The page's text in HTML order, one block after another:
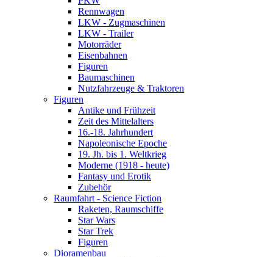
Rennwagen
LKW - Zugmaschinen
LKW - Trailer
Motorräder
Eisenbahnen
Figuren
Baumaschinen
Nutzfahrzeuge & Traktoren
Figuren
Antike und Frühzeit
Zeit des Mittelalters
16.-18. Jahrhundert
Napoleonische Epoche
19. Jh. bis 1. Weltkrieg
Moderne (1918 - heute)
Fantasy und Erotik
Zubehör
Raumfahrt - Science Fiction
Raketen, Raumschiffe
Star Wars
Star Trek
Figuren
Dioramenbau